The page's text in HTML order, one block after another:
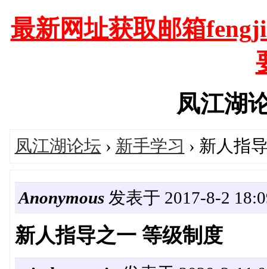
最新网址获取邮箱
凤江湖
凤江湖论坛 › 新手学习 › 新人指
Anonymous发表于 2017-8-2
新人指导之一 等级制度